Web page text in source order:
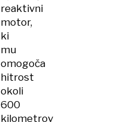
reaktivni
motor,
ki
mu
omogoča
hitrost
okoli
600
kilometrov